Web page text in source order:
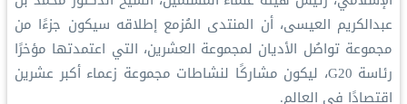
عبدالكريم العيسى، أن المنتدى المُزمع إطلاقه سيكون جزءًا من
مجموعة تواصُل الأديان لمجموعة العشرين، التي اعتمدتها مؤخرًا
رئاسة G20، ليكون مشاركًا لنشاطات مجموعة زعماء أكبر عشرين
اقتصادًا في العالم.